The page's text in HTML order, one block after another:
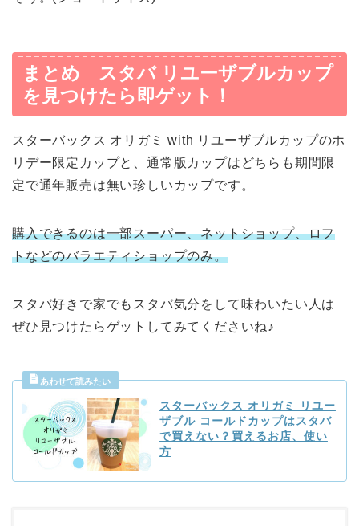
まとめ スタバ リユーザブルカップ
を見つけたら即ゲット！
スターバックス オリガミ with リユーザブルカップのホ
リデー限定カップと、通常版カップはどちらも期間限
定で通年販売は無い珍しいカップです。
購入できるのは一部スーパー、ネットショップ、ロフ
トなどのバラエティショップのみ。
スタバ好きで家でもスタバ気分をして味わいたい人は
ぜひ見つけたらゲットしてみてくださいね♪
スターバックス オリガミ リユー
ザブル コールドカップはスタバ
で買えない？買えるお店、使い
方